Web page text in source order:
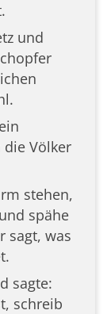
und
die Völker
stehen,
spähe
sagt, was
sagte:
schreib